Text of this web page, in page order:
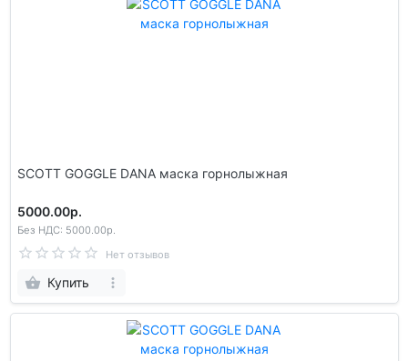
SCOTT GOGGLE DANA маска горнолыжная
5000.00р.
Без НДС: 5000.00р.
Нет отзывов
Купить